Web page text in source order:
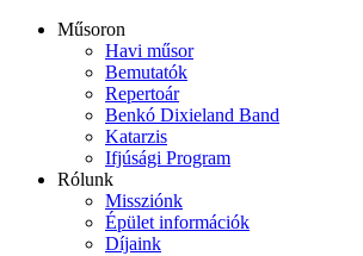
Műsoron
Havi műsor
Bemutatók
Repertoár
Benkó Dixieland Band
Katarzis
Ifjúsági Program
Rólunk
Missziónk
Épület információk
Díjaink